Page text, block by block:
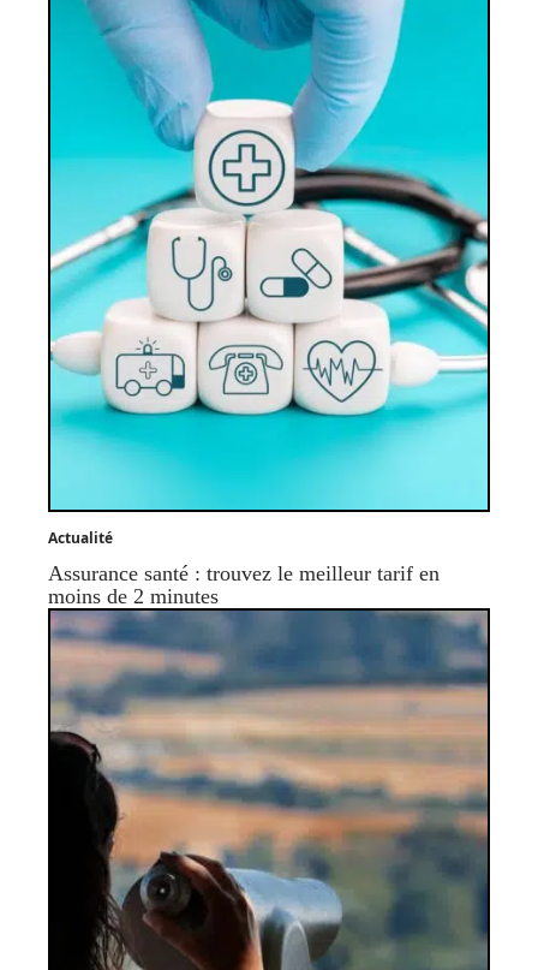
Actualité
Assurance santé : trouvez le meilleur tarif en
moins de 2 minutes